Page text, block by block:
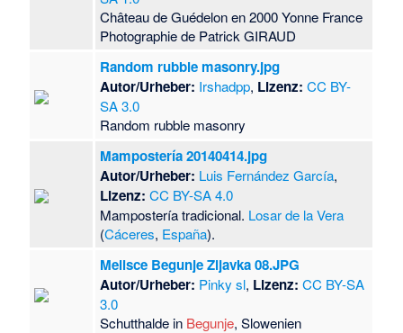
Château de Guédelon en 2000 Yonne France
Photographie de Patrick GIRAUD
Random rubble masonry.jpg
Autor/Urheber: Irshadpp, Lizenz: CC BY-
SA 3.0
Random rubble masonry
Mampostería 20140414.jpg
Autor/Urheber: Luis Fernández García,
Lizenz: CC BY-SA 4.0
Mampostería tradicional. Losar de la Vera
(Cáceres, España).
Melisce Begunje Zijavka 08.JPG
Autor/Urheber: Pinky sl, Lizenz: CC BY-SA
3.0
Schutthalde in Begunje, Slowenien